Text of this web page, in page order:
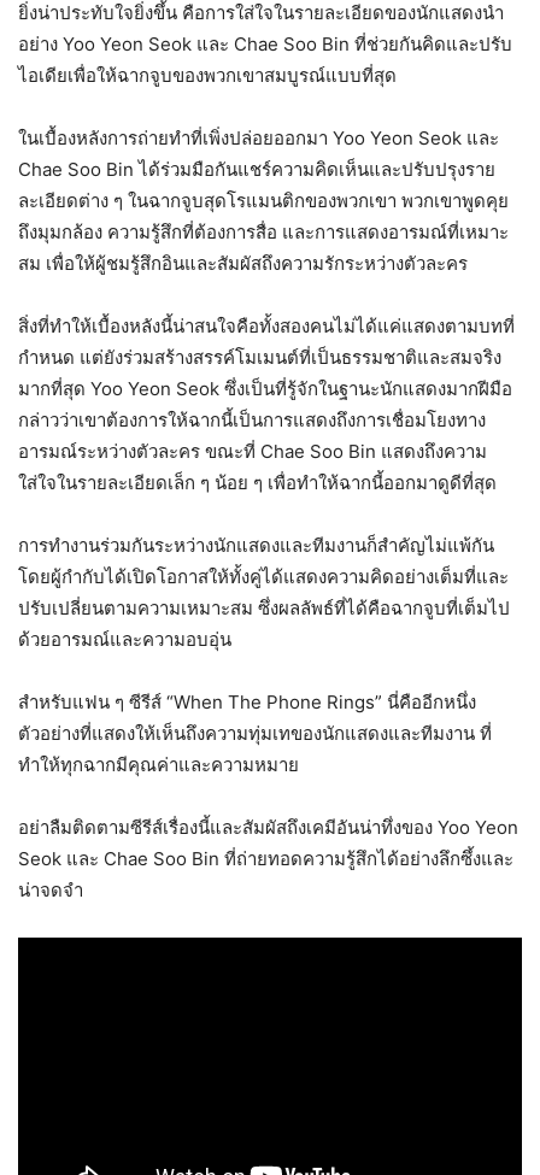
ยิ่งน่าประทับใจยิ่งขึ้น คือการใส่ใจในรายละเอียดของนักแสดงนำ
อย่าง Yoo Yeon Seok และ Chae Soo Bin ที่ช่วยกันคิดและปรับ
ไอเดียเพื่อให้ฉากจูบของพวกเขาสมบูรณ์แบบที่สุด
ในเบื้องหลังการถ่ายทำที่เพิ่งปล่อยออกมา Yoo Yeon Seok และ
Chae Soo Bin ได้ร่วมมือกันแชร์ความคิดเห็นและปรับปรุงราย
ละเอียดต่าง ๆ ในฉากจูบสุดโรแมนติกของพวกเขา พวกเขาพูดคุย
ถึงมุมกล้อง ความรู้สึกที่ต้องการสื่อ และการแสดงอารมณ์ที่เหมาะ
สม เพื่อให้ผู้ชมรู้สึกอินและสัมผัสถึงความรักระหว่างตัวละคร
สิ่งที่ทำให้เบื้องหลังนี้น่าสนใจคือทั้งสองคนไม่ได้แค่แสดงตามบทที่
กำหนด แต่ยังร่วมสร้างสรรค์โมเมนต์ที่เป็นธรรมชาติและสมจริง
มากที่สุด Yoo Yeon Seok ซึ่งเป็นที่รู้จักในฐานะนักแสดงมากฝีมือ
กล่าวว่าเขาต้องการให้ฉากนี้เป็นการแสดงถึงการเชื่อมโยงทาง
อารมณ์ระหว่างตัวละคร ขณะที่ Chae Soo Bin แสดงถึงความ
ใส่ใจในรายละเอียดเล็ก ๆ น้อย ๆ เพื่อทำให้ฉากนี้ออกมาดูดีที่สุด
การทำงานร่วมกันระหว่างนักแสดงและทีมงานก็สำคัญไม่แพ้กัน
โดยผู้กำกับได้เปิดโอกาสให้ทั้งคู่ได้แสดงความคิดอย่างเต็มที่และ
ปรับเปลี่ยนตามความเหมาะสม ซึ่งผลลัพธ์ที่ได้คือฉากจูบที่เต็มไป
ด้วยอารมณ์และความอบอุ่น
สำหรับแฟน ๆ ซีรีส์ “When The Phone Rings” นี่คืออีกหนึ่ง
ตัวอย่างที่แสดงให้เห็นถึงความทุ่มเทของนักแสดงและทีมงาน ที่
ทำให้ทุกฉากมีคุณค่าและความหมาย
อย่าลืมติดตามซีรีส์เรื่องนี้และสัมผัสถึงเคมีอันน่าทึ่งของ Yoo Yeon
Seok และ Chae Soo Bin ที่ถ่ายทอดความรู้สึกได้อย่างลึกซึ้งและ
น่าจดจำ